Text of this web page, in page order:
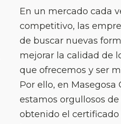
En un mercado cada
competitivo, las
de buscar nuevas
mejorar la calidad de
que ofrecemos y ser
Por ello, en Masegosa
estamos orgullosos
obtenido el certificado